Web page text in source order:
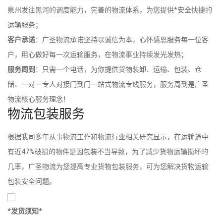
泉州发往黑河的调度能力，完善的物流体系，为您提供*安全快捷的
运输服务；
客户承诺：广圣物流承诺坚持以诚信为本，心怀感恩服务每一位客
户，用心做好每一次运输服务，在物流事业持续发光发热；
服务周到 ：只需一个电话，为你提供货物装卸、运输、包装、仓
储、一对一专人对接门到门一站式物流专线服务，服务周到是广圣
物流核心服务理念！
物流包装服务
根据我司多年从事物流工作和物流行业相关研究显示，在运输途中
有近47%破损的物件是因包装不当导致，为了减少货物运输损坏的
几率，广圣物流为您提高专业货物包装服务，可为您解决货物运输
包装安全问题。
*发货须知*